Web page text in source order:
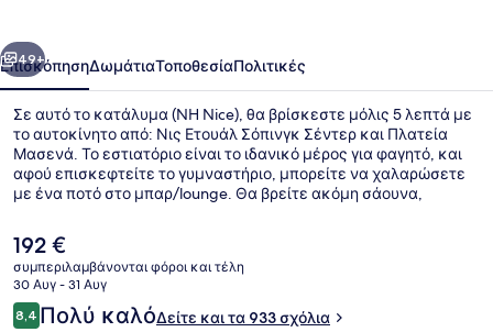
Επόμενο
49+
ΕπισκόπησηΔωμάτιαΤοποθεσίαΠολιτικές
Σε αυτό το κατάλυμα (NH Nice), θα βρίσκεστε μόλις 5 λεπτά με
το αυτοκίνητο από: Νις Ετουάλ Σόπινγκ Σέντερ και Πλατεία
Μασενά. Το εστιατόριο είναι το ιδανικό μέρος για φαγητό, και
αφού επισκεφτείτε το γυμναστήριο, μπορείτε να χαλαρώσετε
με ένα ποτό στο μπαρ/lounge. Θα βρείτε ακόμη σάουνα,
μέσα μαζικής μεταφοράς είναι πολύ κοντά με τα πόδια: το
σημείο επιβίβασης Σταθμός Τραμ Palais des Expositions είναι
μερικά μόλις βήματα μακριά και το σημείο επιβίβασης Σταθμός
Τραμ Acropolis βρίσκεται σε απόσταση 4 λεπτών.
Η
τρέχουσα
τιμή
είναι
192 €
192 €
συμπεριλαμβάνονται φόροι και τέλη
30 Αυγ - 31 Αυγ
Σχόλια
8,48,4 στα 10
Πολύ καλόΔείτε και τα 933 σχόλια